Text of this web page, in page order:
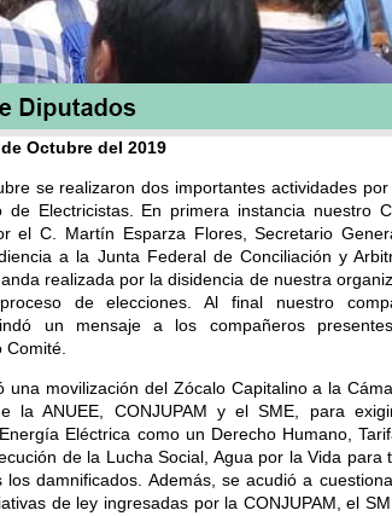
Octubre del 2019
se realizaron dos importantes actividades
de Electricistas. En primera instancia nuestro
el C. Martín Esparza Flores, Secretario
a la Junta Federal de Conciliación y
realizada por la disidencia de nuestra
de elecciones. Al final nuestro
un mensaje a los compañeros
una movilización del Zócalo Capitalino a la
la ANUEE, CONJUPAM y el SME, para
Eléctrica como un Derecho Humano,
de la Lucha Social, Agua por la Vida para
los damnificados. Además, se acudió a
de ley ingresadas por la CONJUPAM, el